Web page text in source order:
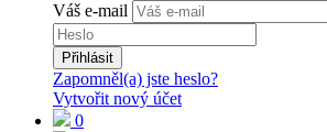
Váš e-mail
Přihlásit
Zapomněl(a) jste heslo?
Vytvořit nový účet
0